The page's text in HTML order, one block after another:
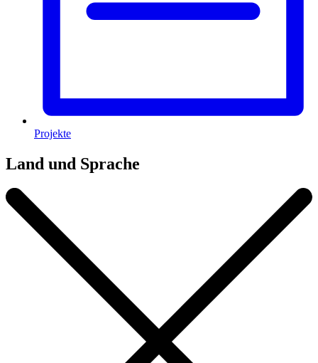
Projekte
Land und Sprache